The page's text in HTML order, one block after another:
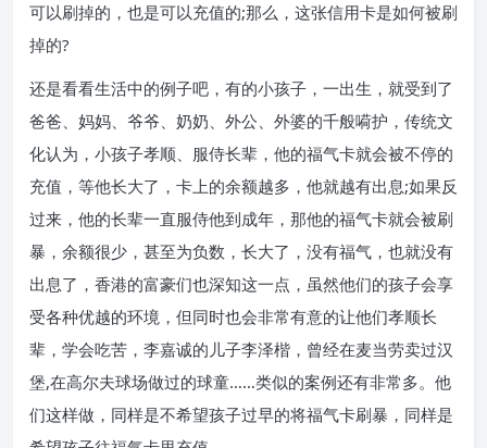
可以刷掉的，也是可以充值的;那么，这张信用卡是如何被刷
掉的?
还是看看生活中的例子吧，有的小孩子，一出生，就受到了
爸爸、妈妈、爷爷、奶奶、外公、外婆的千般嗬护，传统文
化认为，小孩子孝顺、服侍长辈，他的福气卡就会被不停的
充值，等他长大了，卡上的余额越多，他就越有出息;如果反
过来，他的长辈一直服侍他到成年，那他的福气卡就会被刷
暴，余额很少，甚至为负数，长大了，没有福气，也就没有
出息了，香港的富豪们也深知这一点，虽然他们的孩子会享
受各种优越的环境，但同时也会非常有意的让他们孝顺长
辈，学会吃苦，李嘉诚的儿子李泽楷，曾经在麦当劳卖过汉
堡,在高尔夫球场做过的球童……类似的案例还有非常多。他
们这样做，同样是不希望孩子过早的将福气卡刷暴，同样是